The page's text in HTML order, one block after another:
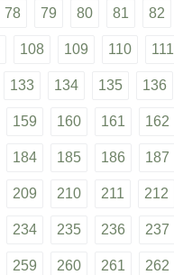
78 79 80 81 82
108 109 110 111
133 134 135 136
159 160 161 162
184 185 186 187
209 210 211 212
234 235 236 237
259 260 261 262